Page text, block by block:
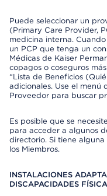
Puede seleccionar un
(Primary Care Provider,
medicina interna.
un PCP que tenga un
Médicas de Kaiser
copagos o coseguros
“Lista de Beneficios
adicionales. Use el
Proveedor para buscar
Es posible que se
para acceder a algunos
directorio. Si tiene
los Miembros.
INSTALACIONES
DISCAPACIDADES